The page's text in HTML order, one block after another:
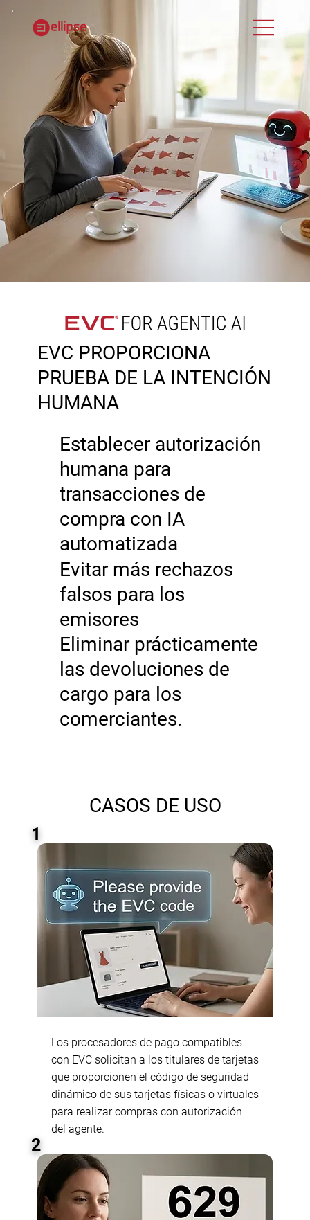
EVC PROPORCIONA
PRUEBA DE LA INTENCIÓN
HUMANA
Establecer autorización
humana para
transacciones de
compra con IA
automatizada
Evitar más rechazos
falsos para los
emisores
Eliminar prácticamente
las devoluciones de
cargo para los
comerciantes.
CASOS DE USO
Los procesadores de pago compatibles
con EVC solicitan a los titulares de tarjetas
que proporcionen el código de seguridad
dinámico de sus tarjetas físicas o virtuales
para realizar compras con autorización
del agente.
1
2